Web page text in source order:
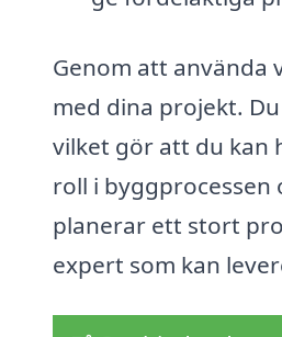
Genom att använda
med dina projekt.
vilket gör att du kan
roll i byggprocessen
planerar ett stort
expert som kan